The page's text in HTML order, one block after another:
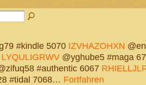
#kindle 5070 IZVHAZOHXN
LYQULIGRWV@yghube5 #maga
#authentic 6067
#tidal 7068… Fortfahren